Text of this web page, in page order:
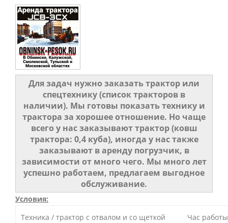
Для задач нужно заказать трактор или
спецтехнику (список тракторов в
наличии). Мы готовы показать технику и
трактора за хорошее отношение. Но чаще
всего у нас заказывают трактор (ковш
трактора: 0,4 куба), иногда у нас также
заказывают в аренду погрузчик, в
зависимости от много чего. Мы много лет
успешно работаем, предлагаем выгодное
обслуживание.
Условия:
Техника / трактор с отвалом и со щеткой
Час